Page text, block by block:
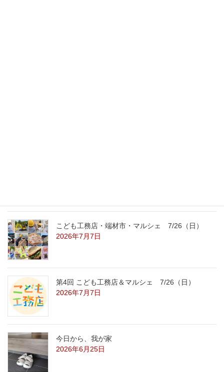
こども工務店・端材市・マルシェ 7/26（日）
2026年7月7日
第4回 こども工務店＆マルシェ 7/26（日）
2026年7月7日
今日から、我が家
2026年6月25日